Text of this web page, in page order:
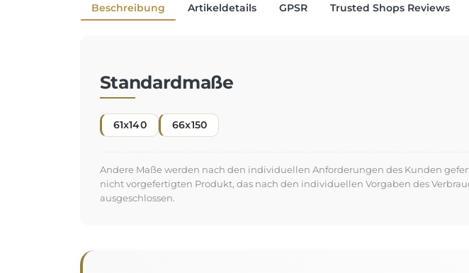
Beschreibung Artikeldetails GPSR Trusted Shops Reviews
Standardmaße
61x140 66x150
Andere Maße werden nach den individuellen Anforderungen des Kunden
nicht vorgefertigten Produkt, das nach den individuellen Vorgaben des
ausgeschlossen.